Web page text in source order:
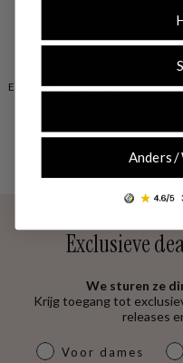
Eenvoudig retourneren
Exclusieve
We sturen ze
Krijg toegang tot
releases
dames & heren
Voor dames
Anders /